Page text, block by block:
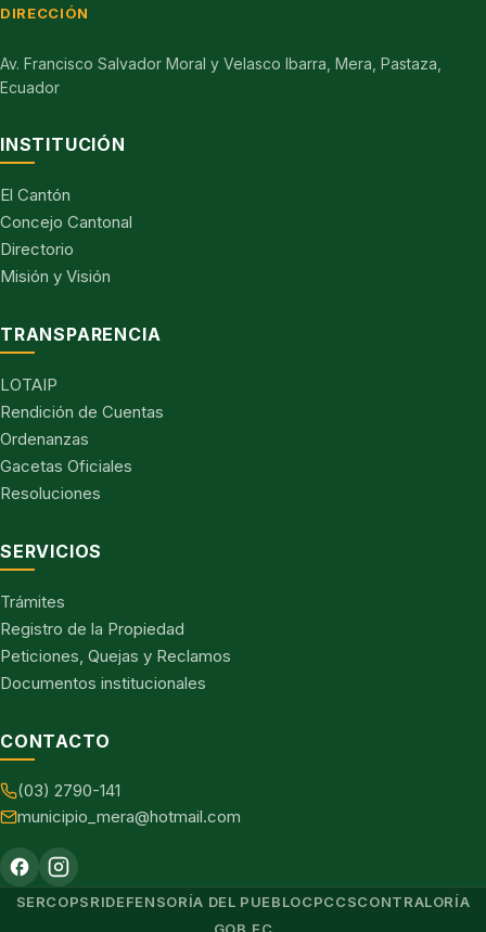
DIRECCIÓN
Av. Francisco Salvador Moral y Velasco Ibarra, Mera, Pastaza,
Ecuador
INSTITUCIÓN
El Cantón
Concejo Cantonal
Directorio
Misión y Visión
TRANSPARENCIA
LOTAIP
Rendición de Cuentas
Ordenanzas
Gacetas Oficiales
Resoluciones
SERVICIOS
Trámites
Registro de la Propiedad
Peticiones, Quejas y Reclamos
Documentos institucionales
CONTACTO
(03) 2790-141
municipio_mera@hotmail.com
SERCOPSRIDEFENSORÍA DEL PUEBLOCPCCSCONTRALORÍA